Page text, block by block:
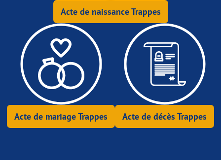
Acte de naissance Trappes
Acte de mariage Trappes Acte de décès Trappes